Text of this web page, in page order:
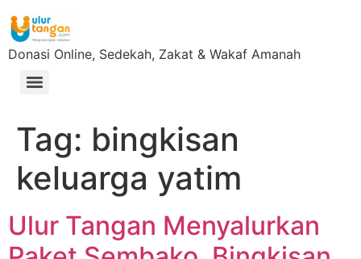
Donasi Online, Sedekah, Zakat & Wakaf Amanah
Tag: bingkisan
keluarga yatim
Ulur Tangan Menyalurkan